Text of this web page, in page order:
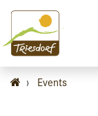
› Events